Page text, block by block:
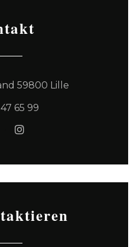
59800 Lille
65 99
((öffnet ein
Instagram ((öffnet ein